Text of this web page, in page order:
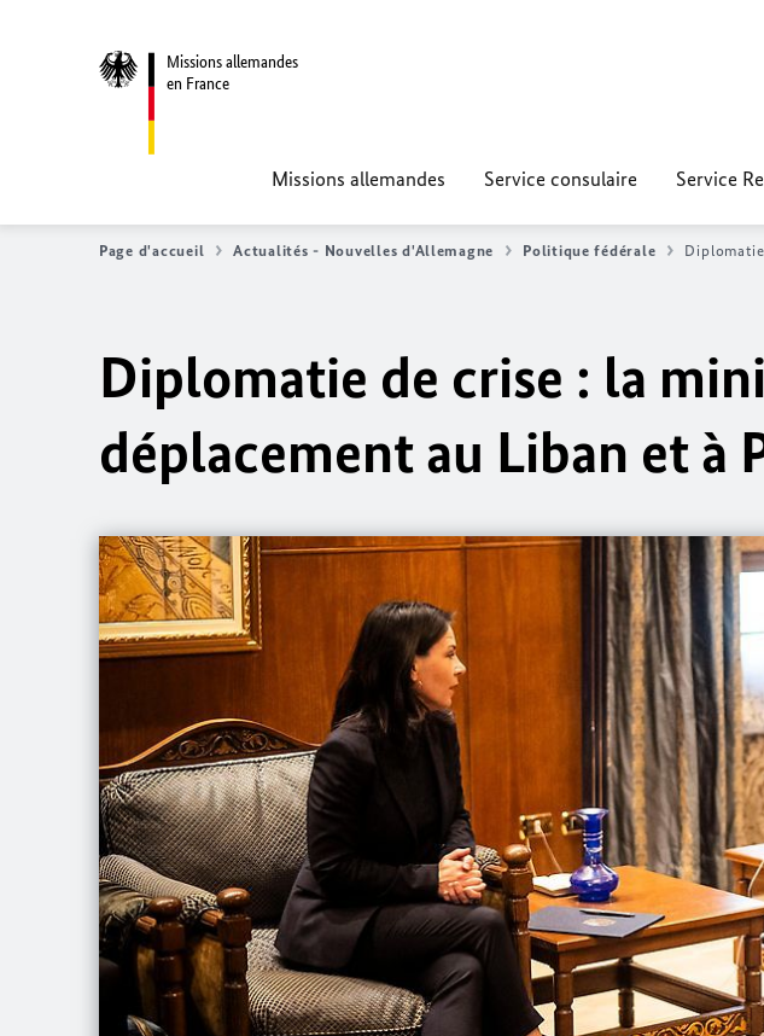
Missions allemandes
en France
Missions allemandes Service consulaire Service
Page d'accueil Actualités - Nouvelles d'Allemagne Politique fédérale
Diplomatie de crise : la
déplacement au Liban et à